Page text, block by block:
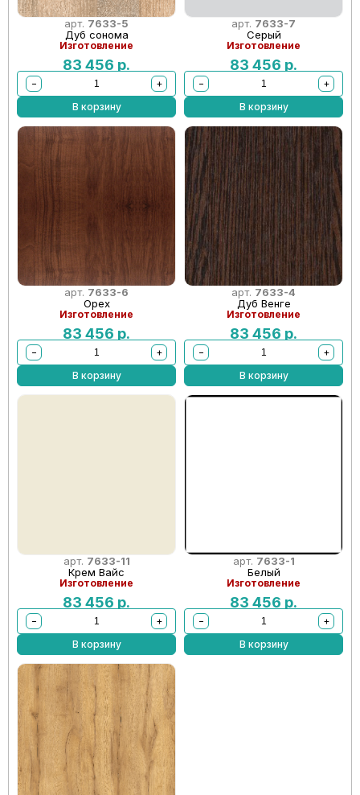
арт. 7633-5
Дуб сонома
Изготовление
83 456 р.
−
+
В корзину
арт. 7633-7
Серый
Изготовление
83 456 р.
−
+
В корзину
арт. 7633-6
Орех
Изготовление
83 456 р.
−
+
В корзину
арт. 7633-4
Дуб Венге
Изготовление
83 456 р.
−
+
В корзину
арт. 7633-11
Крем Вайс
Изготовление
83 456 р.
−
+
В корзину
арт. 7633-1
Белый
Изготовление
83 456 р.
−
+
В корзину